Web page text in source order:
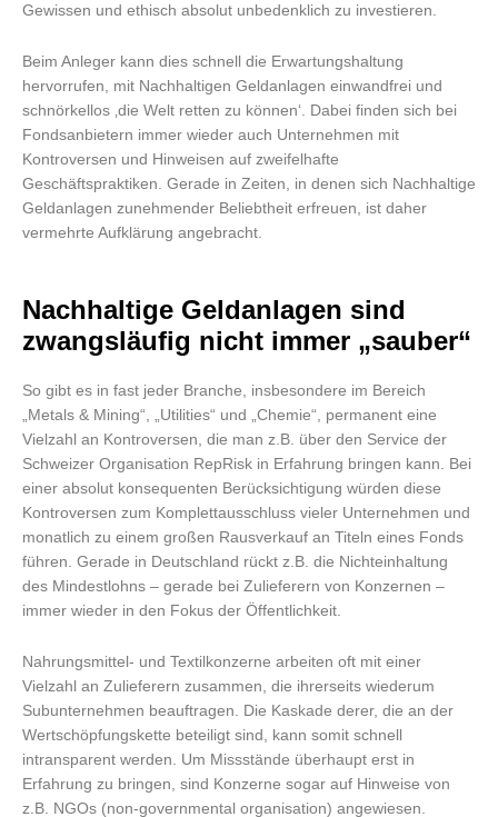
Gewissen und ethisch absolut unbedenklich zu investieren.
Beim Anleger kann dies schnell die Erwartungshaltung
hervorrufen, mit Nachhaltigen Geldanlagen einwandfrei und
schnörkellos ‚die Welt retten zu können‘. Dabei finden sich bei
Fondsanbietern immer wieder auch Unternehmen mit
Kontroversen und Hinweisen auf zweifelhafte
Geschäftspraktiken. Gerade in Zeiten, in denen sich Nachhaltige
Geldanlagen zunehmender Beliebtheit erfreuen, ist daher
vermehrte Aufklärung angebracht.
Nachhaltige Geldanlagen sind
zwangsläufig nicht immer „sauber“
So gibt es in fast jeder Branche, insbesondere im Bereich
„Metals & Mining“, „Utilities“ und „Chemie“, permanent eine
Vielzahl an Kontroversen, die man z.B. über den Service der
Schweizer Organisation RepRisk in Erfahrung bringen kann. Bei
einer absolut konsequenten Berücksichtigung würden diese
Kontroversen zum Komplettausschluss vieler Unternehmen und
monatlich zu einem großen Rausverkauf an Titeln eines Fonds
führen. Gerade in Deutschland rückt z.B. die Nichteinhaltung
des Mindestlohns – gerade bei Zulieferern von Konzernen –
immer wieder in den Fokus der Öffentlichkeit.
Nahrungsmittel- und Textilkonzerne arbeiten oft mit einer
Vielzahl an Zulieferern zusammen, die ihrerseits wiederum
Subunternehmen beauftragen. Die Kaskade derer, die an der
Wertschöpfungskette beteiligt sind, kann somit schnell
intransparent werden. Um Missstände überhaupt erst in
Erfahrung zu bringen, sind Konzerne sogar auf Hinweise von
z.B. NGOs (non-governmental organisation) angewiesen.